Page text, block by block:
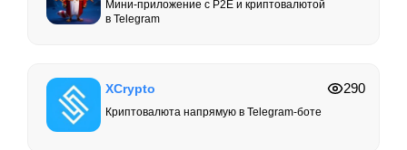
Мини-приложение с P2E и криптовалютой
в Telegram
XCrypto
Криптовалюта напрямую в Telegram-боте
290